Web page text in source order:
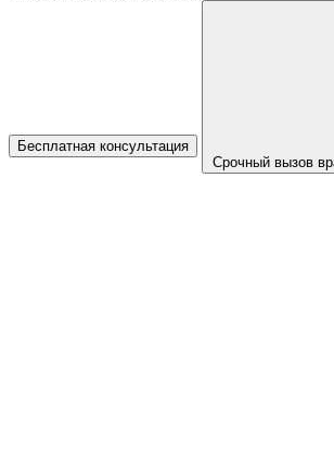
Бесплатная консультация
Срочный вызов